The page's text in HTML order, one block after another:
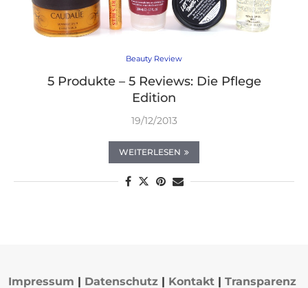
Beauty Review
5 Produkte – 5 Reviews: Die Pflege
Edition
19/12/2013
WEITERLESEN
Impressum | Datenschutz | Kontakt | Transparenz